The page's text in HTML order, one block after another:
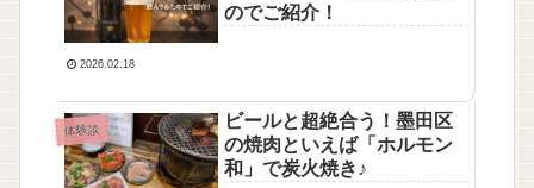
のでご紹介！
2026.02.18
体験談
ビールと超絶合う！墨田区
の焼肉といえば「ホルモン
和」で炭火焼き♪